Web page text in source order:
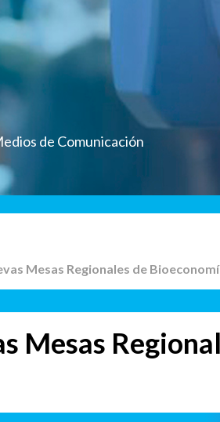
de Comunicación
Mesas Regionales de
Mesas